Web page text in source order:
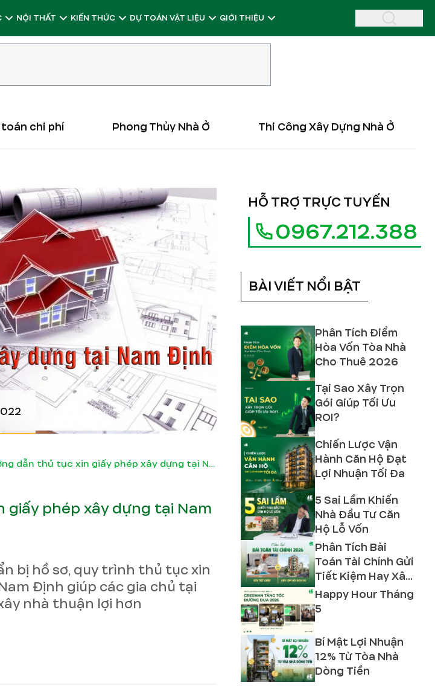
NỘI THẤT KIẾN THỨC DỰ TOÁN VẬT LIỆU GIỚI THIỆU
chi phí Phong Thủy Nhà Ở Thi Công Xây Dựng Nhà Ở
Hướng dẫn thủ tục xin giấy phép xây dựng tại Nam Định
giấy phép xây dựng tại Nam
bị hồ sơ, quy trình thủ tục xin
Định giúp các gia chủ tại
nhà thuận lợi hơn
HỖ TRỢ TRỰC TUYẾN
0967.212.388
BÀI VIẾT NỔI BẬT
Phân Tích Điểm
Hòa Vốn Tòa Nhà
Cho Thuê 2026
Tại Sao Xây Trọn
Gói Giúp Tối Ưu
ROI?
Chiến Lược Vận
Hành Căn Hộ Đạt
Lợi Nhuận Tối Đa
5 Sai Lầm Khiến
Nhà Đầu Tư Căn
Hộ Lỗ Vốn
Phân Tích Bài
Toán Tài Chính Gửi
Tiết Kiệm Hay Xây
Căn Hộ Dịch Vụ
2026?
Happy Hour Tháng
5
Bí Mật Lợi Nhuận
12% Từ Tòa Nhà
Dòng Tiền